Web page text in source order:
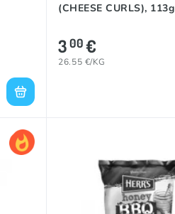
(CHEESE CURLS), 113g
300€
26.55 €/KG